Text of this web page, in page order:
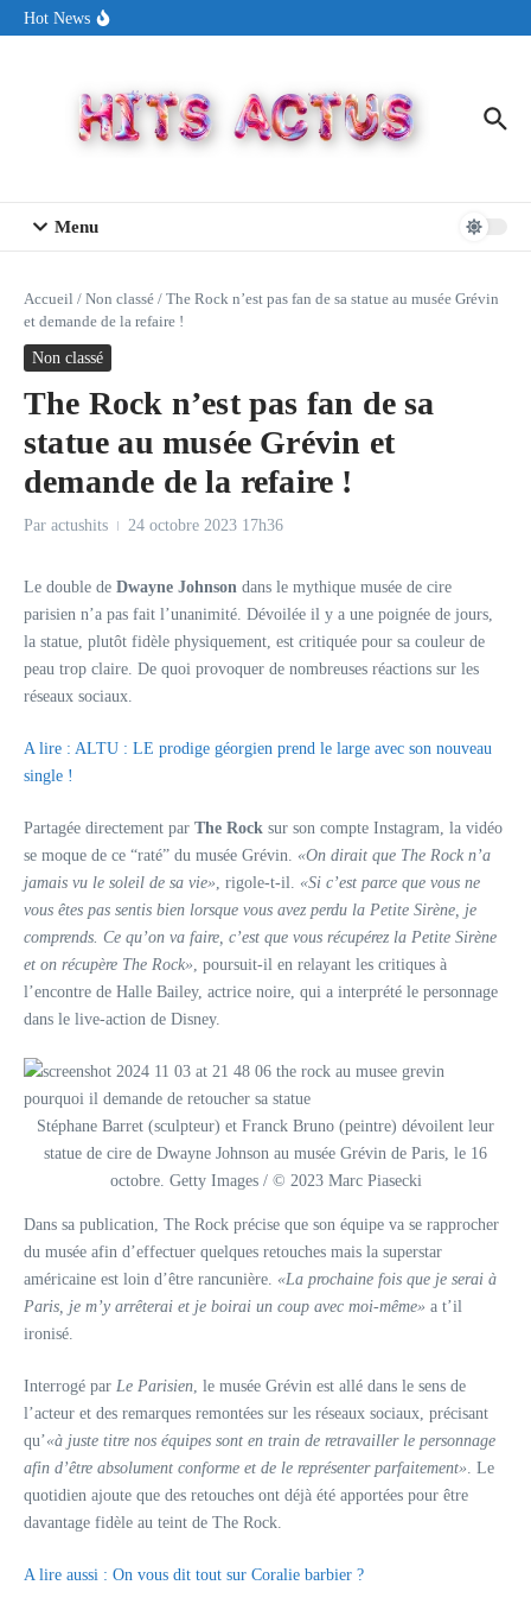
Aller au contenu
Hot News
« New Day »
Menu
Accueil / Non classé / The Rock n’est pas fan de sa statue au musée Grévin
et demande de la refaire !
Non classé
The Rock n’est pas fan de sa
statue au musée Grévin et
demande de la refaire !
Par actushits 24 octobre 2023 17h36
Le double de Dwayne Johnson dans le mythique musée de cire
parisien n’a pas fait l’unanimité. Dévoilée il y a une poignée de jours,
la statue, plutôt fidèle physiquement, est critiquée pour sa couleur de
peau trop claire. De quoi provoquer de nombreuses réactions sur les
réseaux sociaux.
A lire : ALTU : LE prodige géorgien prend le large avec son nouveau
single !
Partagée directement par The Rock sur son compte Instagram, la vidéo
se moque de ce “raté” du musée Grévin. «On dirait que The Rock n’a
jamais vu le soleil de sa vie», rigole-t-il. «Si c’est parce que vous ne
vous êtes pas sentis bien lorsque vous avez perdu la Petite Sirène, je
comprends. Ce qu’on va faire, c’est que vous récupérez la Petite Sirène
et on récupère The Rock», poursuit-il en relayant les critiques à
l’encontre de Halle Bailey, actrice noire, qui a interprété le personnage
dans le live-action de Disney.
Stéphane Barret (sculpteur) et Franck Bruno (peintre) dévoilent leur
statue de cire de Dwayne Johnson au musée Grévin de Paris, le 16
octobre. Getty Images / © 2023 Marc Piasecki
Dans sa publication, The Rock précise que son équipe va se rapprocher
du musée afin d’effectuer quelques retouches mais la superstar
américaine est loin d’être rancunière. «La prochaine fois que je serai à
Paris, je m’y arrêterai et je boirai un coup avec moi-même» a t’il
ironisé.
Interrogé par Le Parisien, le musée Grévin est allé dans le sens de
l’acteur et des remarques remontées sur les réseaux sociaux, précisant
qu’«à juste titre nos équipes sont en train de retravailler le personnage
afin d’être absolument conforme et de le représenter parfaitement». Le
quotidien ajoute que des retouches ont déjà été apportées pour être
davantage fidèle au teint de The Rock.
A lire aussi : On vous dit tout sur Coralie barbier ?